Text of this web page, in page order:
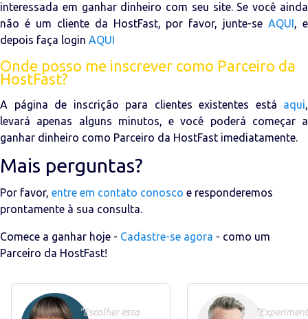
interessada em ganhar dinheiro com seu site. Se você ainda
não é um cliente da HostFast, por favor, junte-seAQUI , e
depois faça login AQUI
Onde posso me inscrever como Parceiro da
HostFast?
A página de inscrição para clientes existentes está aqui,
levará apenas alguns minutos, e você poderá começar a
ganhar dinheiro como Parceiro da HostFast imediatamente.
Mais perguntas?
Por favor, entre em contato conosco e responderemos
prontamente à sua consulta.
Comece a ganhar hoje - Cadastre-se agora - como um
Parceiro da HostFast!
"Escolher essa